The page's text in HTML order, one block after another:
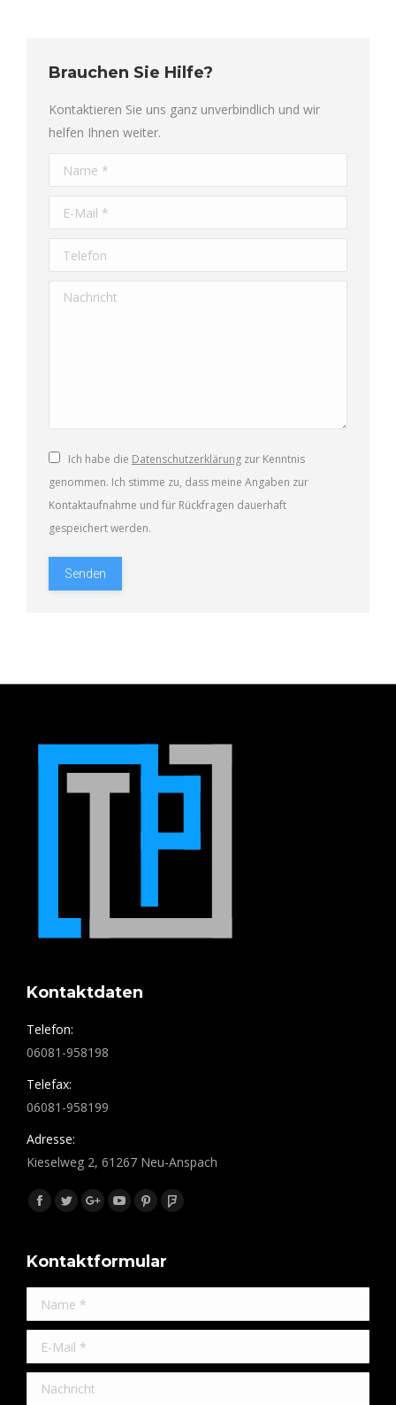
Brauchen Sie Hilfe?
Kontaktieren Sie uns ganz unverbindlich und wir
helfen Ihnen weiter.
Name *
E-Mail *
Telefon
Nachricht
Ich habe die Datenschutzerklärung zur Kenntnis
genommen. Ich stimme zu, dass meine Angaben zur
Kontaktaufnahme und für Rückfragen dauerhaft
gespeichert werden.
Senden
Kontaktdaten
Telefon:
06081-958198
Telefax:
06081-958199
Adresse:
Kieselweg 2, 61267 Neu-Anspach
Finden Sie uns auf:
Facebook
TwitterGoogle+YouTube
PinterestFoursquare
Kontaktformular
Name *
E-Mail *
Nachricht